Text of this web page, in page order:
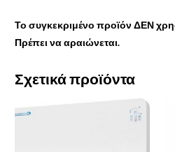
Το συγκεκριμένο προϊόν ΔΕΝ
Πρέπει να αραιώνεται.
Σχετικά προϊόντα